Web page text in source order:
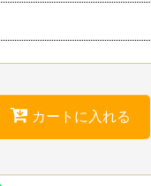
カートに入れる